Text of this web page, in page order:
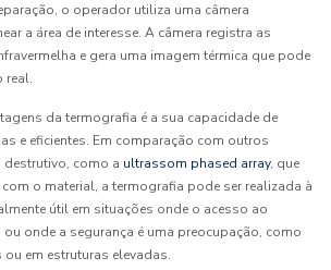
o operador utiliza uma câmera
a área de interesse. A câmera registra as
e gera uma imagem térmica que pode
real.
da termografia é a sua capacidade de
e eficientes. Em comparação com outros
como a ultrassom phased array, que
o material, a termografia pode ser realizada à
útil em situações onde o acesso ao
onde a segurança é uma preocupação, como
em estruturas elevadas.